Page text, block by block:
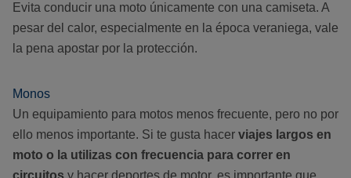
Evita conducir una moto únicamente con una camiseta. A
pesar del calor, especialmente en la época veraniega, vale
la pena apostar por la protección.
Monos
Un equipamiento para motos menos frecuente, pero no por
ello menos importante. Si te gusta hacer viajes largos en
moto o la utilizas con frecuencia para correr en